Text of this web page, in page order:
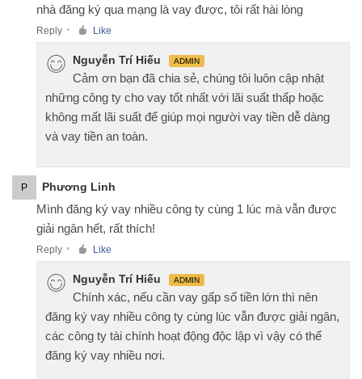
nhà đăng ký qua mạng là vay được, tôi rất hài lòng
Reply ● Like
Nguyễn Trí Hiếu ADMIN
Cảm ơn bạn đã chia sẻ, chúng tôi luôn cập nhật
những công ty cho vay tốt nhất với lãi suất thấp hoặc
không mất lãi suất để giúp mọi người vay tiền dễ dàng
và vay tiền an toàn.
P Phương Linh
Mình đăng ký vay nhiều công ty cùng 1 lúc mà vẫn được
giải ngân hết, rất thích!
Reply ● Like
Nguyễn Trí Hiếu ADMIN
Chính xác, nếu cần vay gấp số tiền lớn thì nên
đăng ký vay nhiều công ty cùng lúc vẫn được giải ngân,
các công ty tài chính hoạt động độc lập vì vậy có thể
đăng ký vay nhiều nơi.